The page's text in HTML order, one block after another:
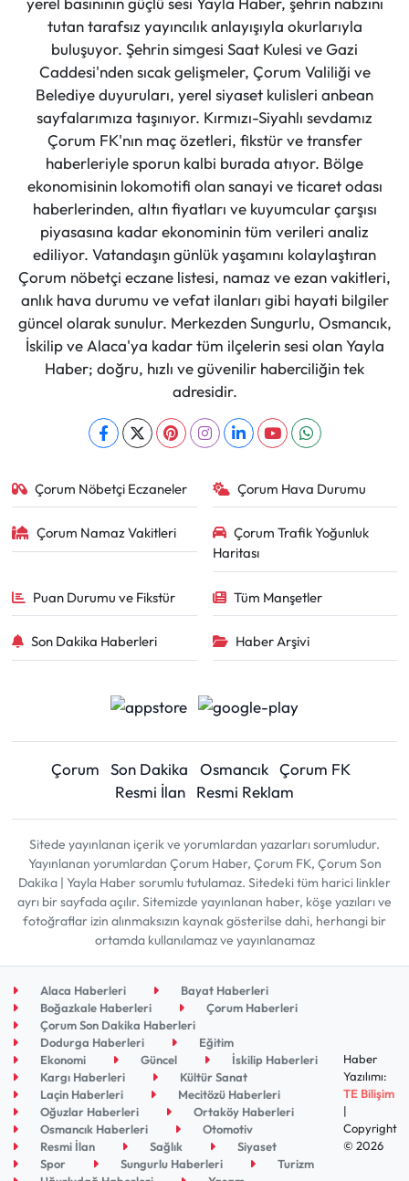
tutan tarafsız yayıncılık anlayışıyla okurlarıyla
buluşuyor. Şehrin simgesi Saat Kulesi ve Gazi
Caddesi'nden sıcak gelişmeler, Çorum Valiliği ve
Belediye duyuruları, yerel siyaset kulisleri anbean
sayfalarımıza taşınıyor. Kırmızı-Siyahlı sevdamız
Çorum FK'nın maç özetleri, fikstür ve transfer
haberleriyle sporun kalbi burada atıyor. Bölge
ekonomisinin lokomotifi olan sanayi ve ticaret odası
haberlerinden, altın fiyatları ve kuyumcular çarşısı
piyasasına kadar ekonominin tüm verileri analiz
ediliyor. Vatandaşın günlük yaşamını kolaylaştıran
Çorum nöbetçi eczane listesi, namaz ve ezan vakitleri,
anlık hava durumu ve vefat ilanları gibi hayati bilgiler
güncel olarak sunulur. Merkezden Sungurlu, Osmancık,
İskilip ve Alaca'ya kadar tüm ilçelerin sesi olan Yayla
Haber; doğru, hızlı ve güvenilir haberciliğin tek
adresidir.
Çorum Nöbetçi Eczaneler Çorum Hava Durumu
Çorum Namaz Vakitleri
Çorum Trafik Yoğunluk
Haritası
Puan Durumu ve Fikstür Tüm Manşetler
Son Dakika Haberleri Haber Arşivi
Çorum Son Dakika Osmancık Çorum FK
Resmi İlan
Resmi Reklam
Sitede yayınlanan içerik ve yorumlardan yazarları sorumludur.
Yayınlanan yorumlardan Çorum Haber, Çorum FK, Çorum Son
Dakika | Yayla Haber sorumlu tutulamaz. Sitedeki tüm harici linkler
ayrı bir sayfada açılır. Sitemizde yayınlanan haber, köşe yazıları ve
fotoğraflar izin alınmaksızın kaynak gösterilse dahi, herhangi bir
ortamda kullanılamaz ve yayınlanamaz
Alaca Haberleri
Bayat Haberleri
Boğazkale Haberleri
Çorum Haberleri
Çorum Son Dakika Haberleri
Dodurga Haberleri
Eğitim
Ekonomi
Güncel
İskilip Haberleri
Kargı Haberleri
Kültür Sanat
Laçin Haberleri
Mecitözü Haberleri
Oğuzlar Haberleri
Ortaköy Haberleri
Osmancık Haberleri
Otomotiv
Resmi İlan
Sağlık
Siyaset
Spor
Sungurlu Haberleri
Turizm
Haber
Yazılımı:
TE Bilişim
|
Copyright
© 2026